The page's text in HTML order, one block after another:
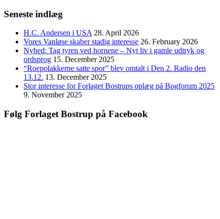
Seneste indlæg
H.C. Andersen i USA 28. April 2026
Vores Vanløse skaber stadig interesse 26. February 2026
Nyhed: Tag tyren ved hornene – Nyt liv i gamle udtryk og
ordsprog 15. December 2025
“Roepolakkerne satte spor” blev omtalt i Den 2. Radio den
13.12. 13. December 2025
Stor interesse for Forlaget Bostrups oplæg på Bogforum 2025
9. November 2025
Følg Forlaget Bostrup på Facebook